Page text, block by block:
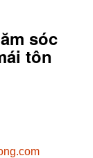
sóc
tôn